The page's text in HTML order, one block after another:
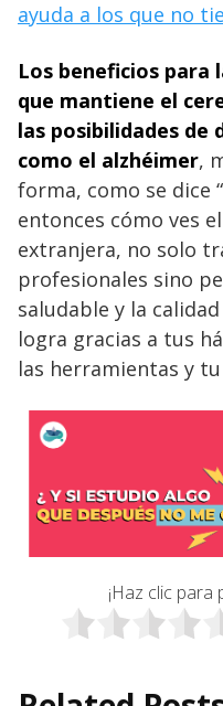
ayuda a los que no
Los beneficios para
que mantiene el
las posibilidades de
como el alzhéimer,
forma, como se dice
entonces cómo ves
extranjera, no solo
profesionales sino
saludable y la
logra gracias a tus
las herramientas y
¡Haz clic